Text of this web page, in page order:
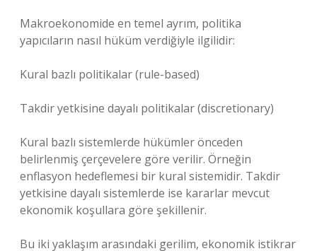
Makroekonomide en temel ayrım, politika
yapıcıların nasıl hüküm verdiğiyle ilgilidir:
Kural bazlı politikalar (rule-based)
Takdir yetkisine dayalı politikalar (discretionary)
Kural bazlı sistemlerde hükümler önceden
belirlenmiş çerçevelere göre verilir. Örneğin
enflasyon hedeflemesi bir kural sistemidir. Takdir
yetkisine dayalı sistemlerde ise kararlar mevcut
ekonomik koşullara göre şekillenir.
Bu iki yaklaşım arasındaki gerilim, ekonomik istikrar